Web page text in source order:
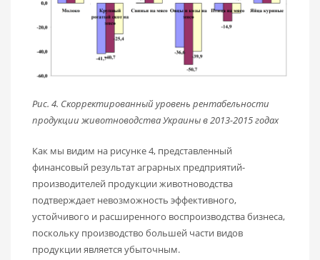
Рис. 4. Скорректированный уровень рентабельности
продукции животноводства Украины в 2013-2015 годах
Как мы видим на рисунке 4, представленный
финансовый результат аграрных предприятий-
производителей продукции животноводства
подтверждает невозможность эффективного,
устойчивого и расширенного воспроизводства бизнеса,
поскольку производство большей части видов
продукции является убыточным.